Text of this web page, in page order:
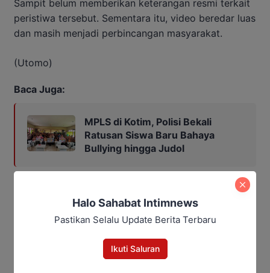
Sampit belum memberikan keterangan resmi terkait
peristiwa tersebut. Sementara itu, video beredar luas
dan masih menjadi perbincangan masyarakat.
(Utomo)
Baca Juga:
MPLS di Kotim, Polisi Bekali
Ratusan Siswa Baru Bahaya
Bullying hingga Judol
Halo Sahabat Intimnews
Pastikan Selalu Update Berita Terbaru
Ikuti Saluran